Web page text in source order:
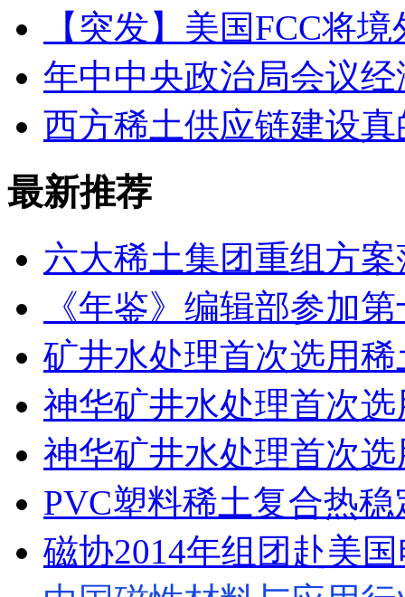
【突发】美国FCC将
年中中央政治局会议
西方稀土供应链建设
最新推荐
六大稀土集团重组方
《年鉴》编辑部参加
矿井水处理首次选用
神华矿井水处理首次
神华矿井水处理首次
PVC塑料稀土复合热
磁协2014年组团赴美